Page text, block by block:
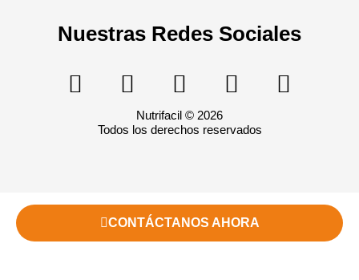
Nuestras Redes Sociales
Nutrifacil © 2026
Todos los derechos reservados
CONTÁCTANOS AHORA